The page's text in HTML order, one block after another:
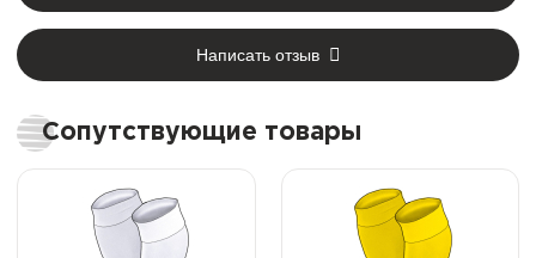
Написать отзыв
Сопутствующие товары